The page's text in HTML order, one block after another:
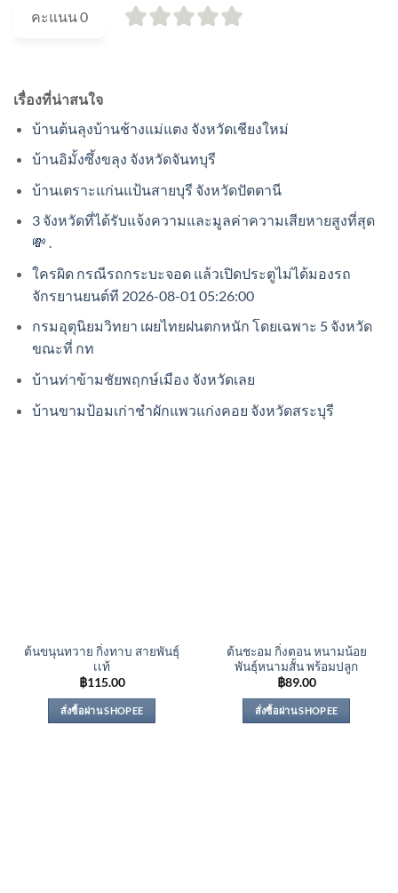
คะแนน0
เรื่องที่น่าสนใจ
บ้านต้นลุงบ้านช้างแม่แตง จังหวัดเชียงใหม่
บ้านอิมั้งซึ้งขลุง จังหวัดจันทบุรี
บ้านเตราะแก่นแป้นสายบุรี จังหวัดปัตตานี
3 จังหวัดที่ได้รับแจ้งความและมูลค่าความเสียหายสูงที่สุด
💸 .
ใครผิด กรณีรถกระบะจอด แล้วเปิดประตูไม่ได้มองรถ
จักรยานยนต์ที 2026-08-01 05:26:00
กรมอุตุนิยมวิทยา เผยไทยฝนตกหนัก โดยเฉพาะ 5 จังหวัด
ขณะที่ กท
บ้านท่าข้ามชัยพฤกษ์เมือง จังหวัดเลย
บ้านขามป้อมเก่าชำผักแพวแก่งคอย จังหวัดสระบุรี
ต้นขนุนทวาย กิ่งทาบ สายพันธุ์
เเท้
฿115.00
สั่งซื้อผ่าน SHOPEE
ต้นชะอม กิ่งตอน หนามน้อย
พันธุ์หนามสั้น พร้อมปลูก
฿89.00
สั่งซื้อผ่าน SHOPEE